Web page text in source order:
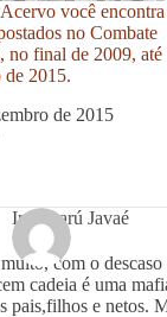
você encontra
no Combate
no final de 2009, até
de 2015.
de 2015
Indjanarú Javaé
com o
cadeia é uma
pais,filhos e netos.